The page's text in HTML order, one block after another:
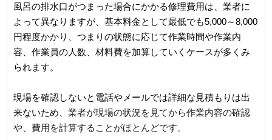
風呂の排水口がつまった場合にかかる修理費用は、業者に
よって異なりますが、基本料金として最低でも5,000～8,000
円程度かかり、つまりの状態に応じて作業時間や作業内
容、作業員の人数、材料費を加算していくケースが多くみ
られます。
現場を確認しないと電話やメールでは詳細な見積もりは出
来ないため、業者が現場の状況を見てから作業内容の確認
や、費用を計算することがほとんどです。